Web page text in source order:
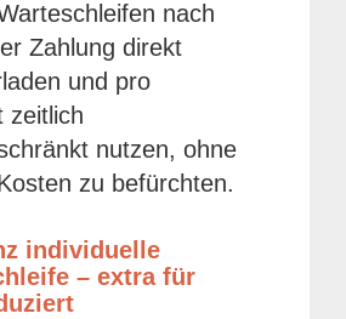
nach
Zahlung direkt
und pro
zeitlich
nutzen, ohne
zu befürchten.
individuelle
– extra für